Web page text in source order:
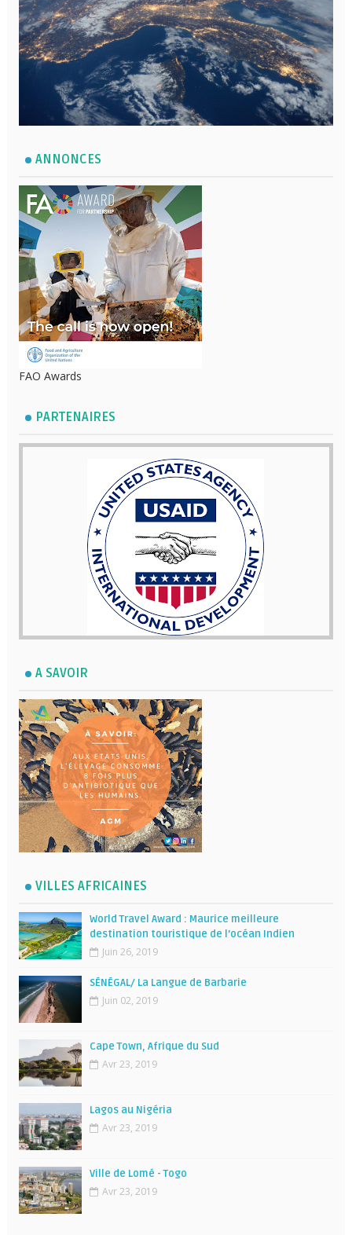
ANNONCES
FAO Awards
PARTENAIRES
A SAVOIR
VILLES AFRICAINES
World Travel Award : Maurice meilleure
destination touristique de l’océan Indien
Juin 26, 2019
SÉNÉGAL/ La Langue de Barbarie
Juin 02, 2019
Cape Town, Afrique du Sud
Avr 23, 2019
Lagos au Nigéria
Avr 23, 2019
Ville de Lomé - Togo
Avr 23, 2019